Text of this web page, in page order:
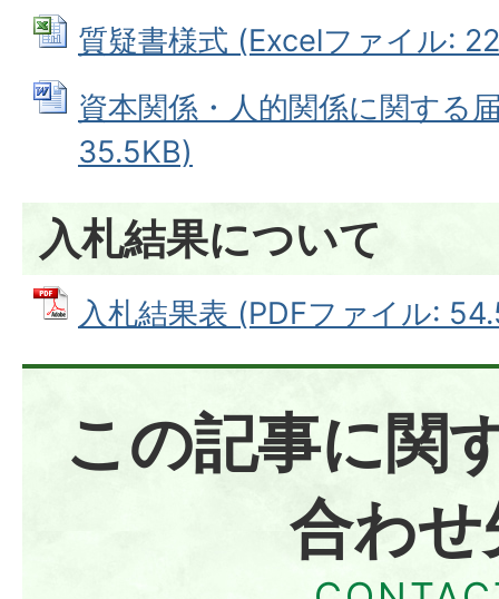
質疑書様式 (Excelファイル:
資本関係・人的関係に関する
35.5KB)
入札結果について
入札結果表 (PDFファイル:
この記事に関
合わせ